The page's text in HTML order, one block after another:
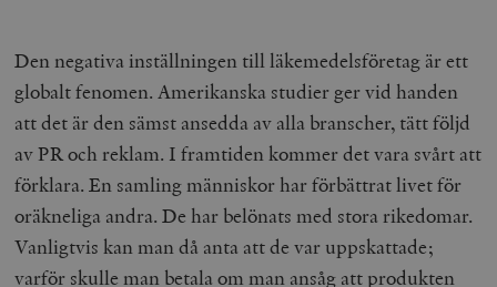
Den negativa inställningen till läkemedelsföretag är ett
globalt fenomen. Amerikanska studier ger vid handen
att det är den sämst ansedda av alla branscher, tätt följd
av PR och reklam. I framtiden kommer det vara svårt att
förklara. En samling människor har förbättrat livet för
oräkneliga andra. De har belönats med stora rikedomar.
Vanligtvis kan man då anta att de var uppskattade;
varför skulle man betala om man ansåg att produkten